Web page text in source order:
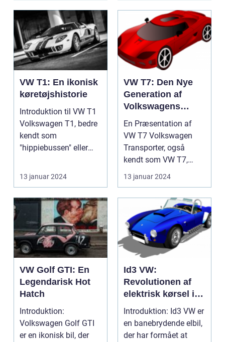
VW T1: En ikonisk
køretøjshistorie
Introduktion til VW T1
Volkswagen T1, bedre
kendt som
"hippiebussen" eller
e...
13 januar 2024
VW T7: Den Nye
Generation af
Volkswagens
Transporter
En Præsentation af
VW T7 Volkswagen
Transporter, også
kendt som VW T7,
repræsenterer den
nyeste gen...
13 januar 2024
VW Golf GTI: En
Legendarisk Hot
Hatch
Introduktion:
Volkswagen Golf GTI
er en ikonisk bil, der
Id3 VW:
Revolutionen af
elektrisk kørsel i
bilindustrien
Introduktion: Id3 VW er
en banebrydende elbil,
der har formået at